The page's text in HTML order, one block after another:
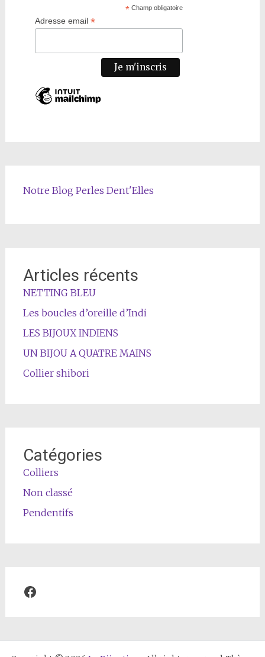
*Champ obligatoire
Adresse email *
Notre Blog Perles Dent'Elles
Articles récents
NETTING BLEU
Les boucles d’oreille d’Indi
LES BIJOUX INDIENS
UN BIJOU A QUATRE MAINS
Collier shibori
Catégories
Colliers
Non classé
Pendentifs
Facebook